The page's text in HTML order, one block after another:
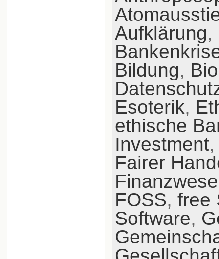
Aufklärung,
Bildung, Bio
Esoterik,
ethische
Investment
Fairer
FOSS, free
Software,